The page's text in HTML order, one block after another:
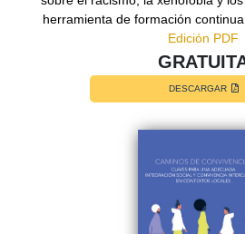
herramienta de formación
Edición PDF
DESCARGAR